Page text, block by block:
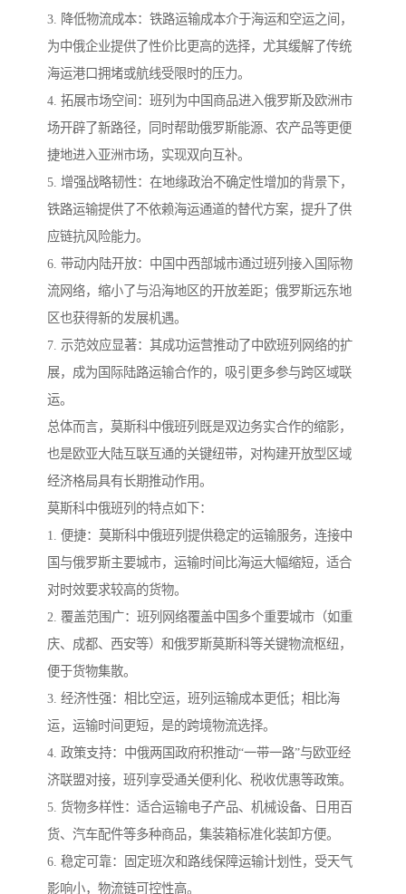
3. 降低物流成本：铁路运输成本介于海运和空运之间，
为中俄企业提供了性价比更高的选择，尤其缓解了传统
海运港口拥堵或航线受限时的压力。
4. 拓展市场空间：班列为中国商品进入俄罗斯及欧洲市
场开辟了新路径，同时帮助俄罗斯能源、农产品等更便
捷地进入亚洲市场，实现双向互补。
5. 增强战略韧性：在地缘政治不确定性增加的背景下，
铁路运输提供了不依赖海运通道的替代方案，提升了供
应链抗风险能力。
6. 带动内陆开放：中国中西部城市通过班列接入国际物
流网络，缩小了与沿海地区的开放差距；俄罗斯远东地
区也获得新的发展机遇。
7. 示范效应显著：其成功运营推动了中欧班列网络的扩
展，成为国际陆路运输合作的，吸引更多参与跨区域联
运。
总体而言，莫斯科中俄班列既是双边务实合作的缩影，
也是欧亚大陆互联互通的关键纽带，对构建开放型区域
经济格局具有长期推动作用。
莫斯科中俄班列的特点如下：
1. 便捷：莫斯科中俄班列提供稳定的运输服务，连接中
国与俄罗斯主要城市，运输时间比海运大幅缩短，适合
对时效要求较高的货物。
2. 覆盖范围广：班列网络覆盖中国多个重要城市（如重
庆、成都、西安等）和俄罗斯莫斯科等关键物流枢纽，
便于货物集散。
3. 经济性强：相比空运，班列运输成本更低；相比海
运，运输时间更短，是的跨境物流选择。
4. 政策支持：中俄两国政府积推动“一带一路”与欧亚经
济联盟对接，班列享受通关便利化、税收优惠等政策。
5. 货物多样性：适合运输电子产品、机械设备、日用百
货、汽车配件等多种商品，集装箱标准化装卸方便。
6. 稳定可靠：固定班次和路线保障运输计划性，受天气
影响小，物流链可控性高。